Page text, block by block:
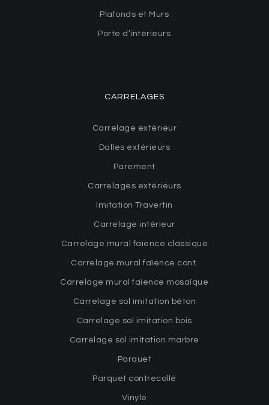
Plafonds et Murs
Porte d’intérieurs
CARRELAGES
Carrelage extérieur
Dalles extérieurs
Parement
Carrelages extérieurs
Imitation Travertin
Carrelage intérieur
Carrelage mural faïence classique
Carrelage mural faïence cont.
Carrelage mural faïence mosaïque
Carrelage sol imitation béton
Carrelage sol imitation bois
Carrelage sol imitation marbre
Parquet
Parquet contrecollé
Vinyle